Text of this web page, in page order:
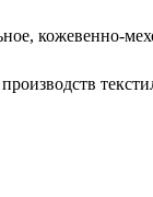
кожевенно-